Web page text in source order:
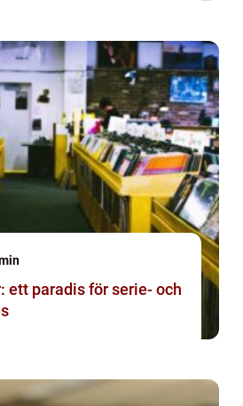
ett paradis för serie- och